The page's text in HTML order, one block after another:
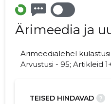
Ärimeedia ja
Ärimeedialehel külastusi
Arvustusi - 95; Artikleid 1+ "Kirjuta XOLO
TEISED HINDAVAD ?